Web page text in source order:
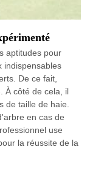
aptitudes pour
indispensables
De ce fait,
À côté de cela, il
de taille de haie.
en cas de
use
la réussite de la